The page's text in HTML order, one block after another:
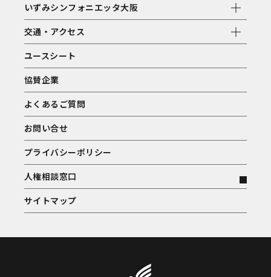
いずみシンフォニエッタ大阪
交通・アクセス
ユースシート
協賛企業
よくあるご質問
お問い合せ
プライバシーポリシー
人権相談窓口
サイトマップ